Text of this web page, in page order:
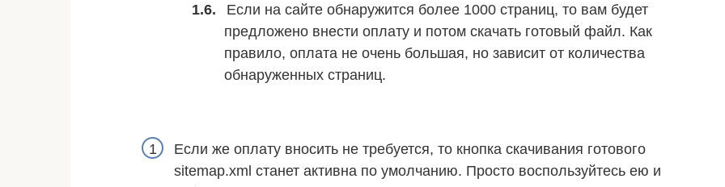
Если на сайте обнаружится более 1000 страниц, то вам будет
предложено внести оплату и потом скачать готовый файл. Как
правило, оплата не очень большая, но зависит от количества
обнаруженных страниц.
Если же оплату вносить не требуется, то кнопка скачивания готового
sitemap.xml станет активна по умолчанию. Просто воспользуйтесь ею и